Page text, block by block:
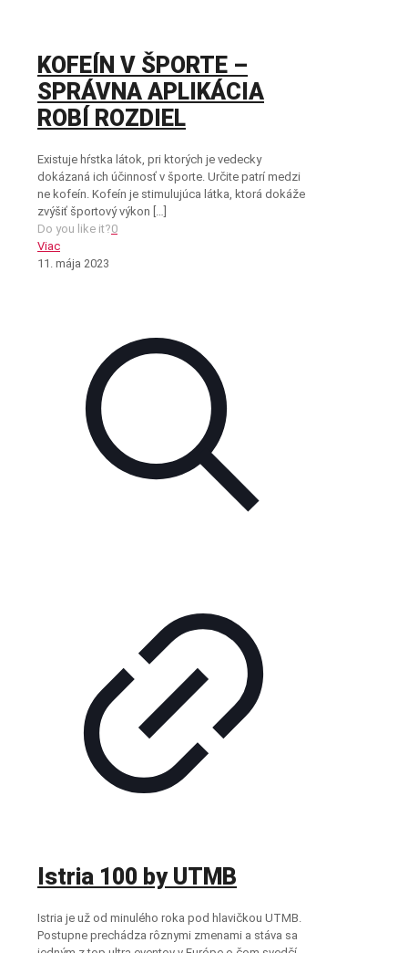
KOFEÍN V ŠPORTE –
SPRÁVNA APLIKÁCIA
ROBÍ ROZDIEL
Existuje hŕstka látok, pri ktorých je vedecky
dokázaná ich účinnosť v športe. Určite patrí medzi
ne kofeín. Kofeín je stimulujúca látka, ktorá dokáže
zvýšiť športový výkon […]
Do you like it?0
Viac
11. mája 2023
Istria 100 by UTMB
Istria je už od minulého roka pod hlavičkou UTMB.
Postupne prechádza rôznymi zmenami a stáva sa